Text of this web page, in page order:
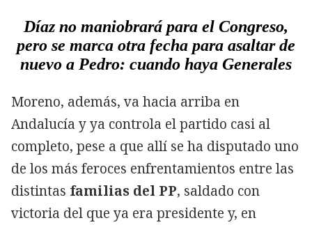
Díaz no maniobrará para el Congreso,
pero se marca otra fecha para asaltar de
nuevo a Pedro: cuando haya Generales
Moreno, además, va hacia arriba en
Andalucía y ya controla el partido casi al
completo, pese a que allí se ha disputado uno
de los más feroces enfrentamientos entre las
distintas familias del PP, saldado con
victoria del que ya era presidente y, en